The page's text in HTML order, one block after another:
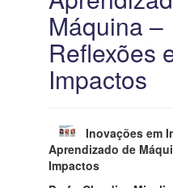
Máquina –
Reflexões
Impactos
Inovações em
Aprendizado de
Impactos